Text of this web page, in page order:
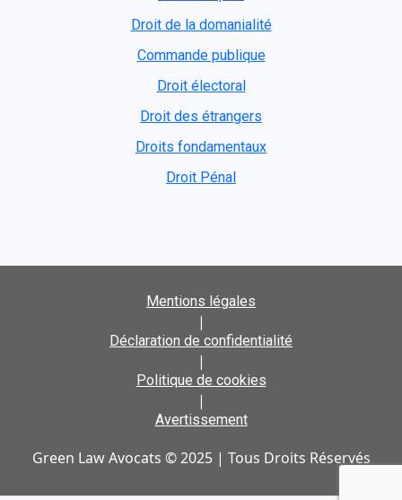
Droit de la domanialité
Commande publique
Droit électoral
Droit des étrangers
Droits fondamentaux
Droit Pénal
Mentions légales
|
Déclaration de confidentialité
|
Politique de cookies
|
Avertissement
Green Law Avocats © 2025 | Tous Droits Réservés